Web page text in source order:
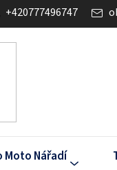
+420777496747
Moto Nářadí